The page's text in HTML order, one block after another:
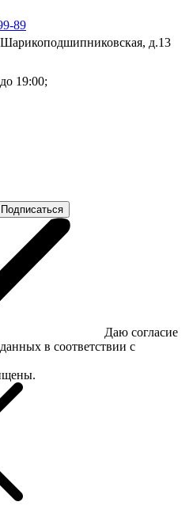
89
д.13
19:00;
Подписаться
Даю согласие
в соответствии с